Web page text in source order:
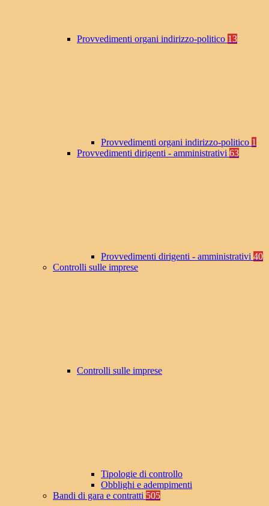
Provvedimenti organi indirizzo-politico 13
Provvedimenti organi indirizzo-politico 1
Provvedimenti dirigenti - amministrativi 63
Provvedimenti dirigenti - amministrativi 40
Controlli sulle imprese
Controlli sulle imprese
Tipologie di controllo
Obblighi e adempimenti
Bandi di gara e contratti 505